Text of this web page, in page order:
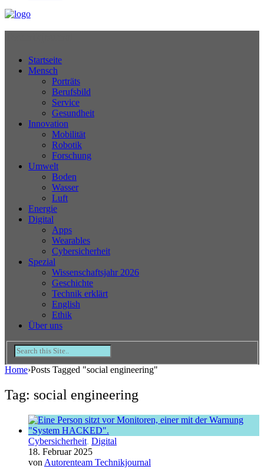
Startseite
Mensch
Porträts
Berufsbild
Service
Gesundheit
Innovation
Mobilität
Robotik
Forschung
Umwelt
Boden
Wasser
Luft
Energie
Digital
Apps
Wearables
Cybersicherheit
Spezial
Wissenschaftsjahr 2026
Geschichte
Technik erklärt
English
Ethik
Über uns
Home›Posts Tagged "social engineering"
Tag: social engineering
Cybersicherheit, Digital
18. Februar 2025
von Autorenteam Technikjournal